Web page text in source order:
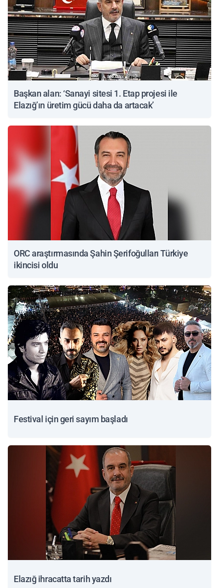
Başkan alan: ‘Sanayi sitesi 1. Etap projesi ile
Elazığ’ın üretim gücü daha da artacak’
ORC araştırmasında Şahin Şerifoğulları Türkiye
ikincisi oldu
Festival için geri sayım başladı
Elazığ ihracatta tarih yazdı